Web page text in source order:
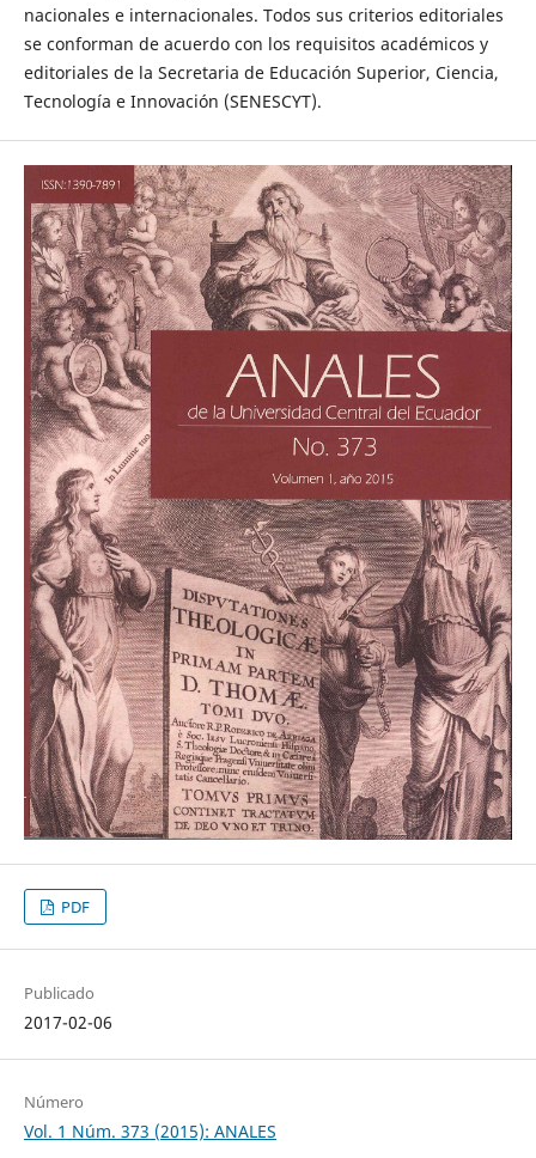
nacionales e internacionales. Todos sus criterios editoriales
se conforman de acuerdo con los requisitos académicos y
editoriales de la Secretaria de Educación Superior, Ciencia,
Tecnología e Innovación (SENESCYT).
PDF
Publicado
2017-02-06
Número
Vol. 1 Núm. 373 (2015): ANALES